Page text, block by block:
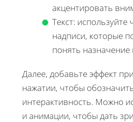
акцентировать
Текст: используйте
надписи, которые
понять назначение
Далее, добавьте эффект
нажатии, чтобы
интерактивность. Можно
и анимации, чтобы дать